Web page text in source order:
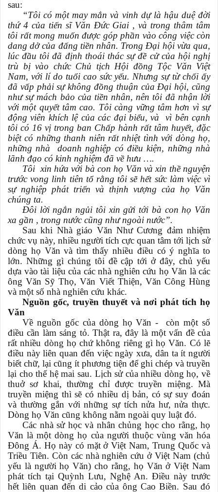
sau:
“Tôi có một may mắn và vinh dự là hậu duệ đời
thứ 4 của tiến sĩ Văn Đức Giai , và trong thâm tâm
tôi rất mong muốn được góp phần vào công việc còn
dang dở của đấng tiền nhân. Trong Đại hội vừa qua,
lúc đầu tôi đã định thoái thác sự đề cử của hội nghị
trù bị vào chức Chủ tịch Hội đồng Tộc Văn Việt
Nam, với lí do tuổi cao sức yếu. Nhưng sự từ chối ấy
đã vấp phải sự không đồng thuận của Đại hội, cũng
như sự mách bảo của tiền nhân, nên tôi đã nhận lời
với một quyết tâm cao. Tôi càng vững tâm hơn vì sự
động viên khích lệ của các đại biểu, và vì bên cạnh
tôi có 16 vị trong ban Chấp hành rất tâm huyết, đặc
biệt có những thanh niên rất nhiệt tình với dòng họ,
những nhà doanh nghiệp có điều kiện, những nhà
lãnh đạo có kinh nghiệm đã về hưu ….
Tôi xin hứa với bà con họ Văn và xin thề nguyện
trước vong linh tiên tổ rằng tôi sẽ hết sức làm việc vì
sự nghiệp phát triển và thịnh vượng của họ Văn
chúng ta.
Đôi lời ngắn ngủi tôi xin gửi tới bà con họ Văn
xa gần , trong nước cũng như ngoài nước”.
Sau khi Nhà giáo Văn Như Cương đảm nhiệm
chức vụ này, nhiều người tích cực quan tâm tới lịch sử
dòng họ Văn và tìm thấy nhiều điều có ý nghĩa to
lớn. Những gì chúng tôi đề cập tới ở đây, chủ yếu
dựa vào tài liệu của các nhà nghiên cứu họ Văn là các
ông Văn Sỹ Thọ, Văn Viết Thiện, Văn Công Hùng
và một số nhà nghiên cứu khác.
Nguồn gốc, truyền thuyết và nơi phát tích họ
Văn
Về nguồn gốc của dòng họ Văn - còn một số
điều cần làm sáng tỏ. Thật ra, đây là một vấn đề của
rất nhiều dòng họ chứ không riêng gì họ Văn. Có lẽ
điều này liên quan đến việc ngày xưa, dân ta ít người
biết chữ, lại cũng ít phương tiện để ghi chép và truyền
lại cho thế hệ mai sau. Lịch sử của nhiều dòng họ, về
thuở sơ khai, thường chỉ được truyền miệng. Mà
truyền miệng thì sẽ có nhiều dị bản, có sự suy đoán
và thường gắn với những sự tích nửa hư, nửa thực.
Dòng họ Văn cũng không nằm ngoài quy luật đó.
Các nhà sử học và nhân chủng học cho rằng, họ
Văn là một dòng họ của người thuộc vùng văn hóa
Đông Á. Họ này có mặt ở Việt Nam, Trung Quốc và
Triều Tiên. Còn các nhà nghiên cứu ở Việt Nam (chủ
yếu là người họ Văn) cho rằng, họ Văn ở Việt Nam
phát tích tại Quỳnh Lưu, Nghệ An. Điều này trước
hết liên quan đến di cảo của ông Cao Biền. Sau đó